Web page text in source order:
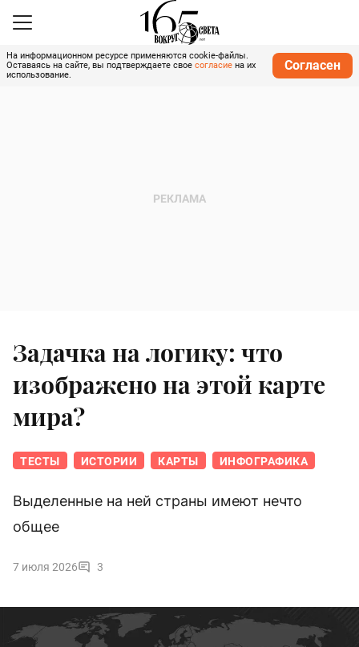
На информационном ресурсе применяются cookie-файлы.
Оставаясь на сайте, вы подтверждаете свое согласие на их
использование.
Согласен
Задачка на логику: что
изображено на этой карте
мира?
ТЕСТЫ ИСТОРИИ КАРТЫ ИНФОГРАФИКА
Выделенные на ней страны имеют нечто
общее
7 июля 2026 3